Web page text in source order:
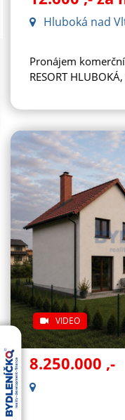
Hluboká nad
Pronájem
RESORT
VIDEO
8.250.000 ,-